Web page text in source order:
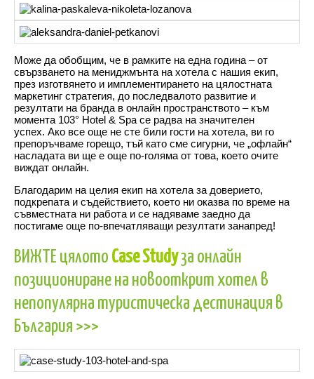
Може да обобщим, че в рамките на една година – от
свързването на мениджмънта на хотела с нашия екип,
през изготвянето и имплементирането на цялостната
маркетинг стратегия, до последвалото развитие и
резултати на бранда в онлайн пространството – към
момента 103° Hotel & Spа се радва на значителен
успех. Ако все още не сте били гости на хотела, ви го
препоръчваме горещо, тъй като сме сигурни, че „офлайн“
насладата ви ще е още по-голяма от това, което очите
виждат онлайн.
Благодарим на целия екип на хотела за доверието,
подкрепата и съдействието, което ни оказва по време на
съвместната ни работа и се надяваме заедно да
постигаме още по-впечатляващи резултати занапред!
ВИЖТЕ цялото Case Studyза онлайн
позициониране на новооткрит хотел в
непопулярна туристическа дестинация в
България >>>